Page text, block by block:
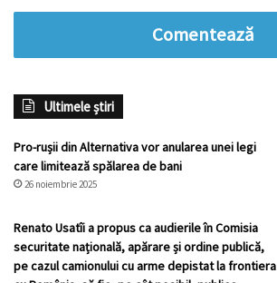
Comentează
Ultimele știri
Pro-rușii din Alternativa vor anularea unei legi
care limitează spălarea de bani
26 noiembrie 2025
Renato Usatîi a propus ca audierile în Comisia
securitate națională, apărare și ordine publică,
pe cazul camionului cu arme depistat la frontiera